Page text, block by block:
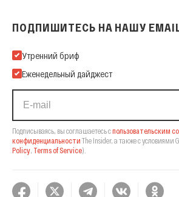
ПОДПИШИТЕСЬ НА НАШУ
Подпишитесь на нашу Email-рассылку
Утренний бриф
Еженедельный дайджест
Подписываясь, вы соглашаетесь спользовательским
конфиденциальности The Insider, а также с условиями
Policy, Terms of Service).